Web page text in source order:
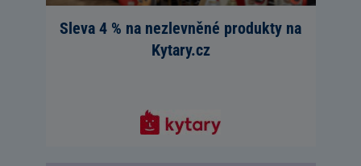
Sleva 4 % na nezlevněné produkty na
Kytary.cz